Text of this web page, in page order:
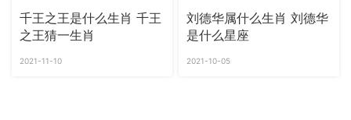
千王之王是什么生肖 千王
之王猜一生肖
2021-11-10
刘德华属什么生肖 刘德华
是什么星座
2021-10-05